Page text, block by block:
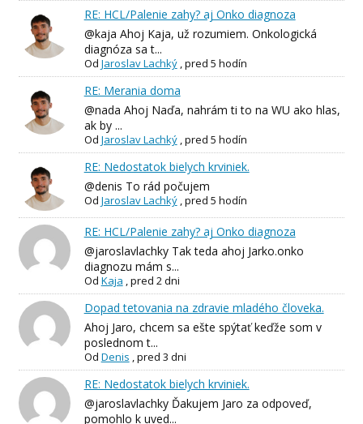
RE: HCL/Palenie zahy? aj Onko diagnoza
@kaja Ahoj Kaja, už rozumiem. Onkologická
diagnóza sa t...
Od Jaroslav Lachký,pred 5 hodín
RE: Merania doma
@nada Ahoj Naďa, nahrám ti to na WU ako hlas,
ak by ...
Od Jaroslav Lachký,pred 5 hodín
RE: Nedostatok bielych krviniek.
@denis To rád počujem
Od Jaroslav Lachký,pred 5 hodín
RE: HCL/Palenie zahy? aj Onko diagnoza
@jaroslavlachky Tak teda ahoj Jarko.onko
diagnozu mám s...
Od Kaja ,pred 2 dni
Dopad tetovania na zdravie mladého človeka.
Ahoj Jaro, chcem sa ešte spýtať keďže som v
poslednom t...
Od Denis ,pred 3 dni
RE: Nedostatok bielych krviniek.
@jaroslavlachky Ďakujem Jaro za odpoveď,
pomohlo k uved...